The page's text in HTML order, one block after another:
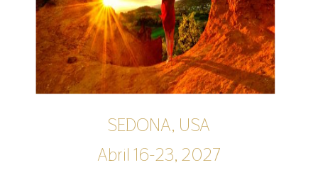
SEDONA, USA
Abril 16-23, 2027